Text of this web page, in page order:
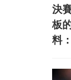
決
板
料